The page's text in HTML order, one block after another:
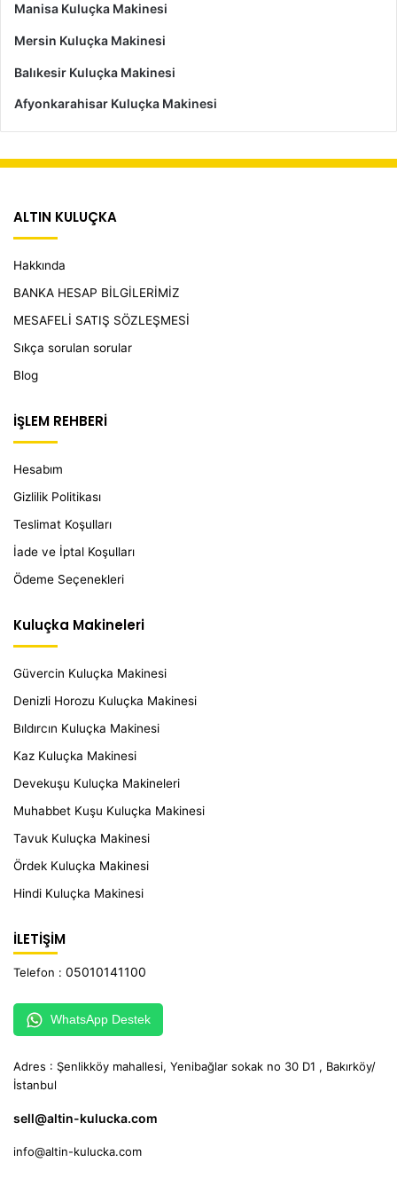
Manisa Kuluçka Makinesi
Mersin Kuluçka Makinesi
Balıkesir Kuluçka Makinesi
Afyonkarahisar Kuluçka Makinesi
ALTIN KULUÇKA
Hakkında
BANKA HESAP BİLGİLERİMİZ
MESAFELİ SATIŞ SÖZLEŞMESİ
Sıkça sorulan sorular
Blog
İŞLEM REHBERİ
Hesabım
Gizlilik Politikası
Teslimat Koşulları
İade ve İptal Koşulları
Ödeme Seçenekleri
Kuluçka Makineleri
Güvercin Kuluçka Makinesi
Denizli Horozu Kuluçka Makinesi
Bıldırcın Kuluçka Makinesi
Kaz Kuluçka Makinesi
Devekuşu Kuluçka Makineleri
Muhabbet Kuşu Kuluçka Makinesi
Tavuk Kuluçka Makinesi
Ördek Kuluçka Makinesi
Hindi Kuluçka Makinesi
İLETİŞİM
Telefon : 05010141100
WhatsApp Destek
Adres : Şenlikköy mahallesi, Yenibağlar sokak no 30 D1 , Bakırköy/
İstanbul
sell@altin-kulucka.com
info@altin-kulucka.com